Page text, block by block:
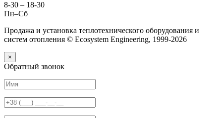
8-30 – 18-30
Пн–Сб
Продажа и установка теплотехнического оборудования и
систем отопления © Ecosystem Engineering, 1999-2026
×
Обратный звонок